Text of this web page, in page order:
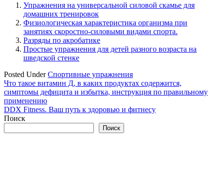
Упражнения на универсальной силовой скамье для
домашних тренировок
Физиологическая характеристика организма при
занятиях скоростно-силовыми видами спорта.
Разряды по акробатике
Простые упражнения для детей разного возраста на
шведской стенке
Posted UnderСпортивные упражнения
Навигация
по
записям
Что такое витамин Д, в каких продуктах содержится,
симптомы дефицита и избытка, инструкция по правильному
применению
DDX Fitness. Ваш путь к здоровью и фитнесу
Поиск
Поиск